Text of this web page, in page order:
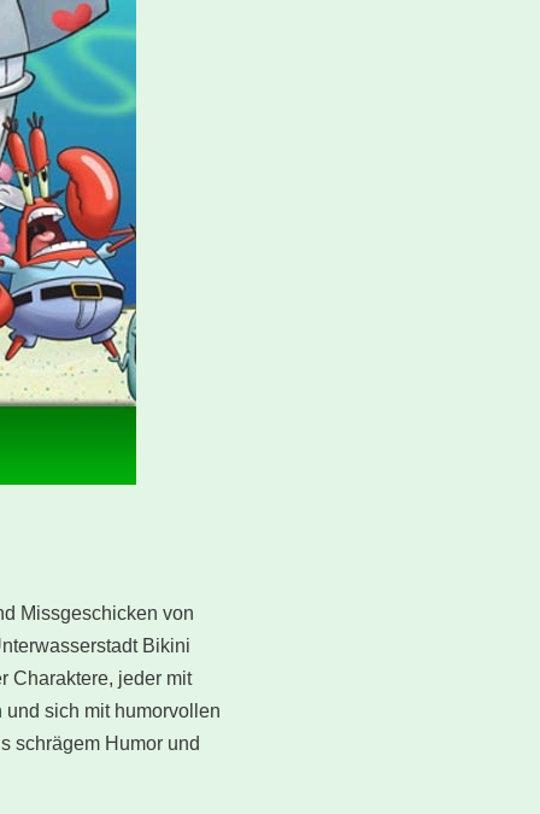
Missgeschicken von
Bikini
Charaktere, jeder mit
sich mit humorvollen
schrägem Humor und